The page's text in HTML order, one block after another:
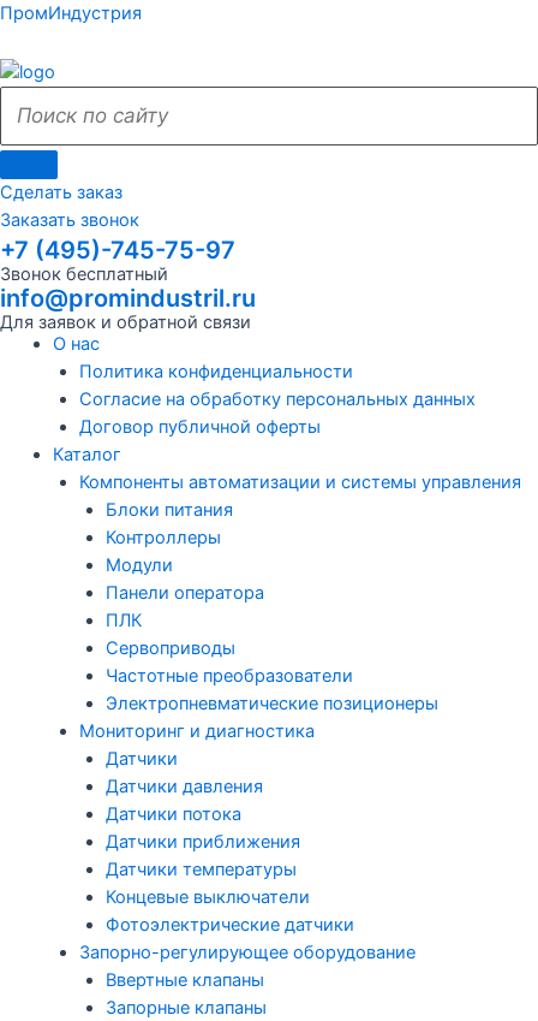
Перейти
содержимому
ПромИндустрия
Поиск
сайту
Поиск
Сделать заказ
Заказать звонок
+7 (495)-745-75-97
Звонок бесплатный
info@promindustril.ru
Для заявок и обратной связи
Меню
О нас
Политика конфиденциальности
Согласие на обработку персональных данных
Договор публичной оферты
Каталог
Компоненты автоматизации и системы управления
Блоки питания
Контроллеры
Модули
Панели оператора
ПЛК
Сервоприводы
Частотные преобразователи
Электропневматические позиционеры
Мониторинг и диагностика
Датчики
Датчики давления
Датчики потока
Датчики приближения
Датчики температуры
Концевые выключатели
Фотоэлектрические датчики
Запорно-регулирующее оборудование
Ввертные клапаны
Запорные клапаны
Поиск
сайту
Поиск
Меню